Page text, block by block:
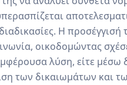
Η
οικοδομώντας
λύση, είτε μέσω
των δικαιωμάτων και